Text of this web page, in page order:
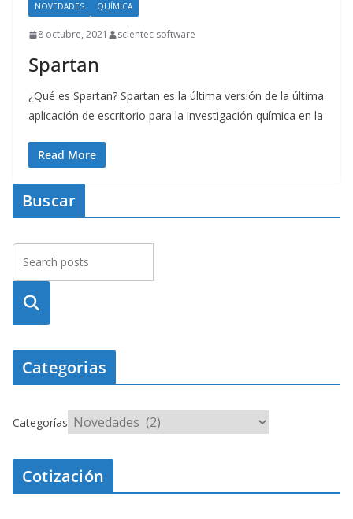
NOVEDADES QUÍMICA
8 octubre, 2021 scientec software
Spartan
¿Qué es Spartan? Spartan es la última versión de la última
aplicación de escritorio para la investigación química en la
Read More
Buscar
Busca
Categorias
Categorías
Cotización